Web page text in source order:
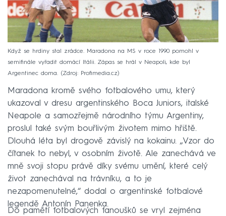
Když se hrdiny stal zrádce. Maradona na MS v roce 1990 pomohl v
semifinále vyřadit domácí Itálii. Zápas se hrál v Neapoli, kde byl
Argentinec doma.
Zdroj: Profimedia.cz
Maradona kromě svého fotbalového umu, který
ukazoval v dresu argentinského Boca Juniors, italské
Neapole a samozřejmě národního týmu Argentiny,
proslul také svým bouřlivým životem mimo hřiště.
Dlouhá léta byl drogově závislý na kokainu. „Vzor do
čítanek to nebyl, v osobním životě. Ale zanechává ve
mně svoji stopu právě díky svému umění, které celý
život zanechával na trávníku, a to je
nezapomenutelné,“ dodal o argentinské fotbalové
legendě Antonín Panenka.
Do pamětí fotbalových fanoušků se vryl zejména